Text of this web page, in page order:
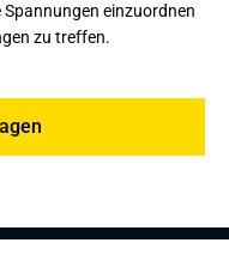
einzuordnen
zu treffen.